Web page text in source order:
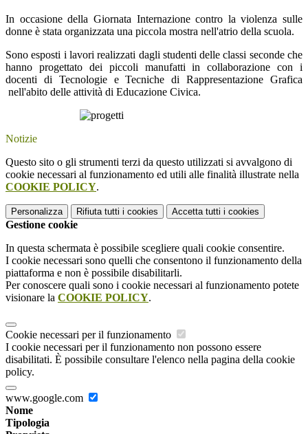
In occasione della Giornata Internazione contro la violenza sulle
donne è stata organizzata una piccola mostra nell'atrio della scuola.
Sono esposti i lavori realizzati dagli studenti delle classi seconde che
hanno progettato dei piccoli manufatti in collaborazione con i
docenti di Tecnologie e Tecniche di Rappresentazione Grafica
nell'abito delle attività di Educazione Civica.
Notizie
Questo sito o gli strumenti terzi da questo utilizzati si avvalgono di
cookie necessari al funzionamento ed utili alle finalità illustrate nella
COOKIE POLICY.
Personalizza Rifiuta tutti i cookies Accetta tutti i cookies
Gestione cookie
In questa schermata è possibile scegliere quali cookie consentire.
I cookie necessari sono quelli che consentono il funzionamento della
piattaforma e non è possibile disabilitarli.
Per conoscere quali sono i cookie necessari al funzionamento potete
visionare la COOKIE POLICY.
Cookie necessari per il funzionamento
I cookie necessari per il funzionamento non possono essere
disabilitati. È possibile consultare l'elenco nella pagina della cookie
policy.
www.google.com
Nome
Tipologia